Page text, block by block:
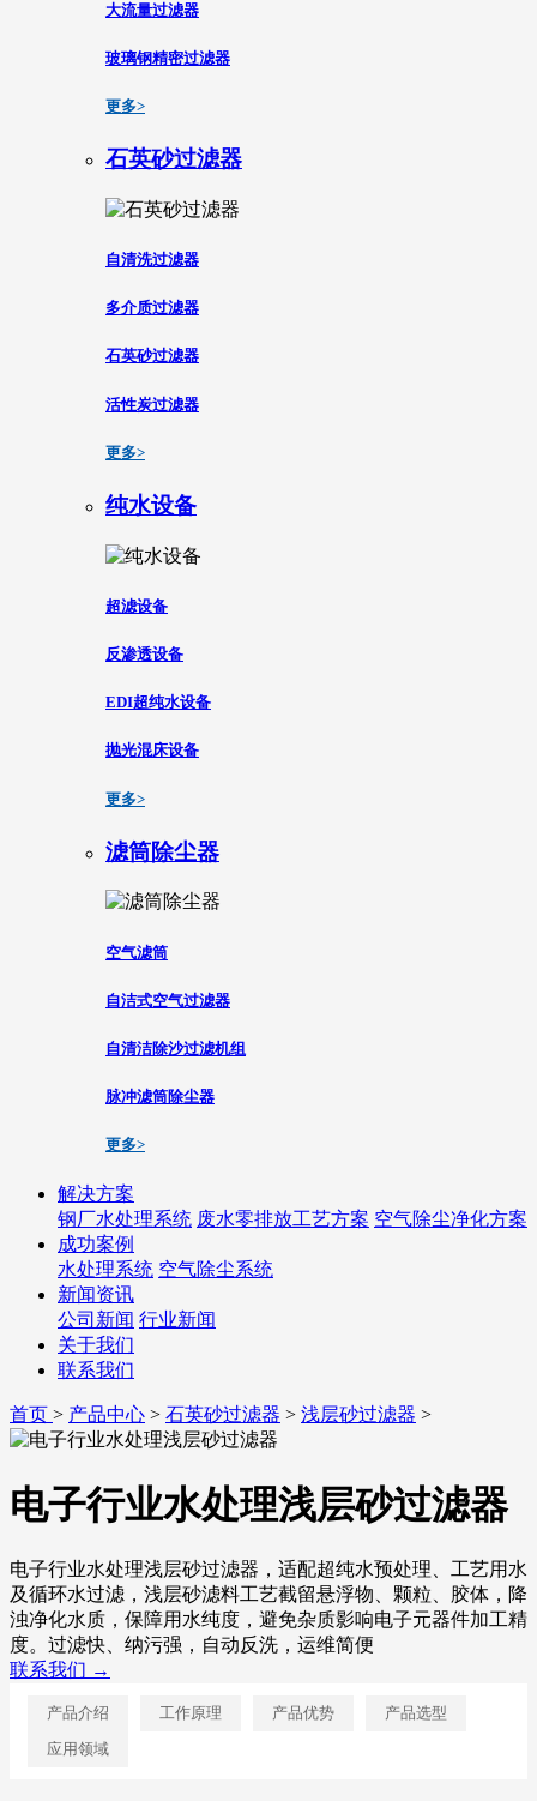
大流量过滤器
玻璃钢精密过滤器
更多>
石英砂过滤器
自清洗过滤器
多介质过滤器
石英砂过滤器
活性炭过滤器
更多>
纯水设备
超滤设备
反渗透设备
EDI超纯水设备
抛光混床设备
更多>
滤筒除尘器
空气滤筒
自洁式空气过滤器
自清洁除沙过滤机组
脉冲滤筒除尘器
更多>
解决方案
钢厂水处理系统 废水零排放工艺方案 空气除尘净化方案
成功案例
水处理系统 空气除尘系统
新闻资讯
公司新闻 行业新闻
关于我们
联系我们
首页 > 产品中心 > 石英砂过滤器 > 浅层砂过滤器 >
电子行业水处理浅层砂过滤器
电子行业水处理浅层砂过滤器，适配超纯水预处理、工艺用水
及循环水过滤，浅层砂滤料工艺截留悬浮物、颗粒、胶体，降
浊净化水质，保障用水纯度，避免杂质影响电子元器件加工精
度。过滤快、纳污强，自动反洗，运维简便
联系我们 →
产品介绍 工作原理 产品优势
产品选型
应用领域